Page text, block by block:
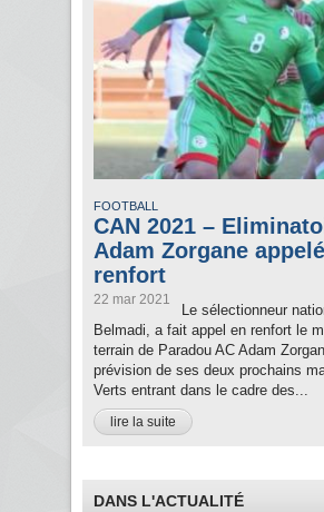
FOOTBALL
CAN 2021 –
Adam Zorgane
renfort
22 mar 2021
Le sélectionneur
Belmadi, a fait appel en renfort le
terrain de Paradou AC Adam
prévision de ses deux prochains
Verts entrant dans le cadre des...
lire la suite
DANS L'ACTUALITÉ